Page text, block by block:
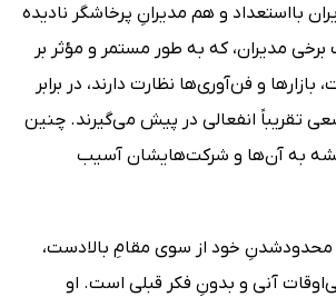
بااستعداد و هم مدیرانِ پرخاشگر نادیده
مدیران، که به طور مستمر و مؤثر بر
و فن‌آوری‌ها نظارت دارند، در برابر
تقریباً انفعالی در پیش می‌گیرند. چنین
به آن‌ها و شرکت‌هایشان آسیب
خود از سوی مقامِ بالادست،
آنی و بدونِ فکر قبلی است. او